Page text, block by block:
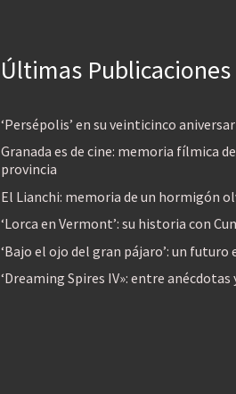
Últimas Publicaciones
‘Persépolis’ en su veinticinco
Granada es de cine: memoria fílmica
provincia
El Lianchi: memoria de un hormigón
‘Lorca en Vermont’: su historia con
‘Bajo el ojo del gran pájaro’: un futuro
‘Dreaming Spires IV»: entre